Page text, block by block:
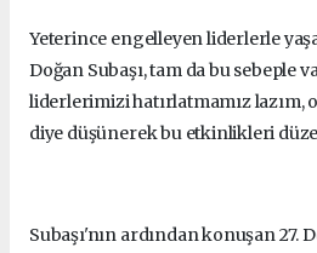
Yeterince engelleyen liderlerle
Doğan Subaşı, tam da bu sebeple
liderlerimizi hatırlatmamız lazım,
diye düşünerek bu etkinlikleri
Subaşı'nın ardından konuşan 27.